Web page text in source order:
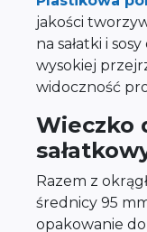
jakości
na sałatki i
wysokiej
widoczność
Wieczko
Razem z
średnicy 95
opakowanie